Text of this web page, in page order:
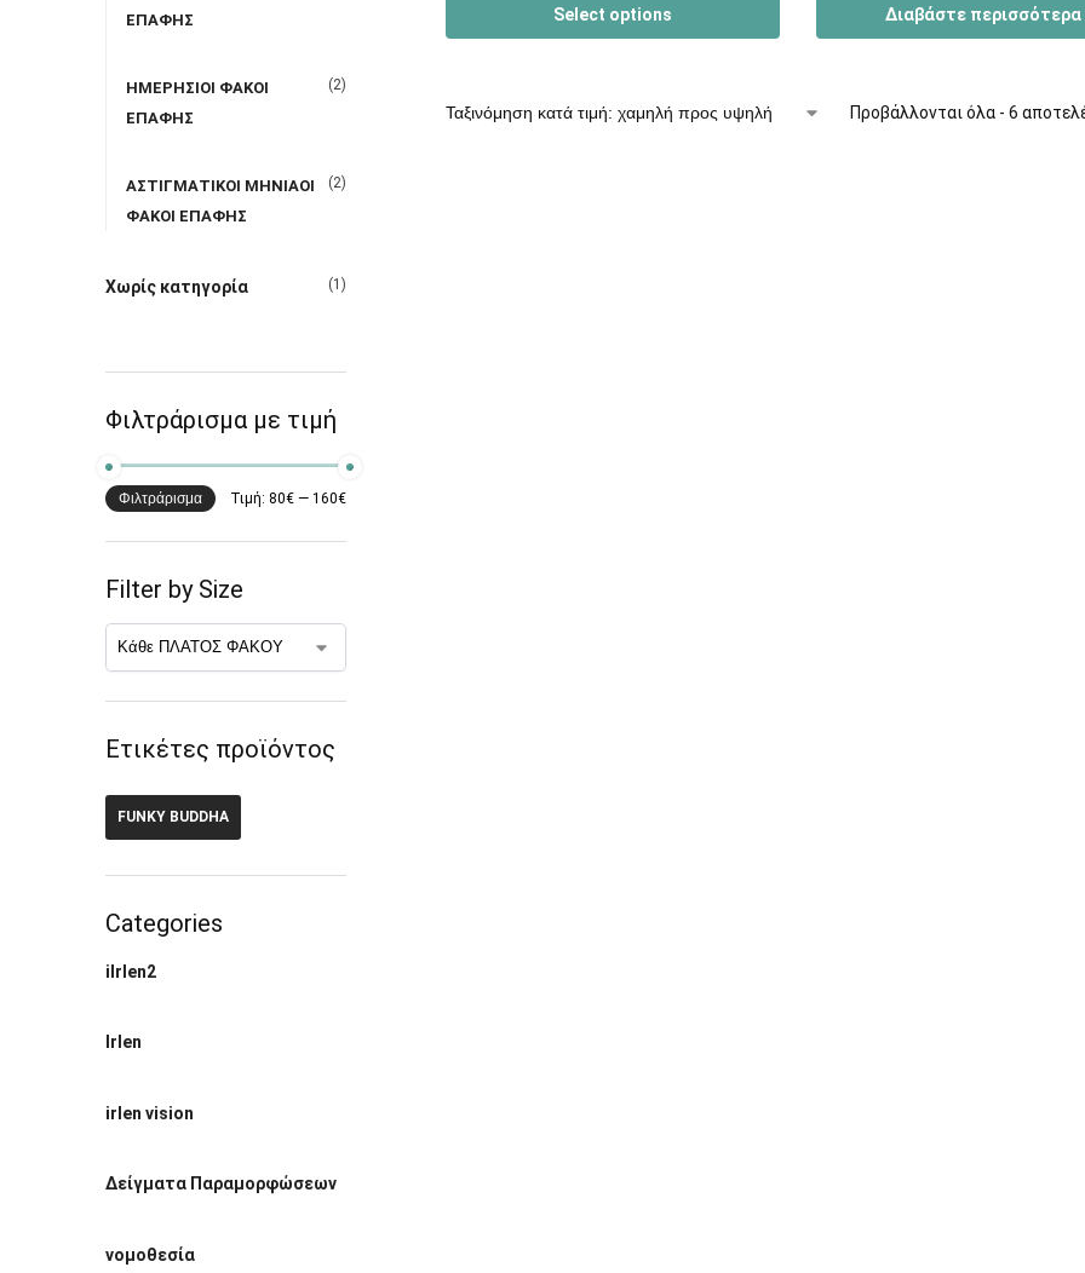
Select options Διαβάστε περισσότερα
Προβάλλονται όλα - 6
ΕΠΑΦΗΣ
ΗΜΕΡΗΣΙΟΙ ΦΑΚΟΙ
ΕΠΑΦΗΣ
(2)
ΑΣΤΙΓΜΑΤΙΚΟΙ ΜΗΝΙΑΟΙ
ΦΑΚΟΙ ΕΠΑΦΗΣ
(2)
Χωρίς κατηγορία (1)
Φιλτράρισμα με τιμή
Φιλτράρισμα Τιμή: 80€— 160€
Filter by Size
Ετικέτες προϊόντος
FUNKY BUDDHA
Categories
ilrlen2
Irlen
irlen vision
Δείγματα Παραμορφώσεων
νομοθεσία